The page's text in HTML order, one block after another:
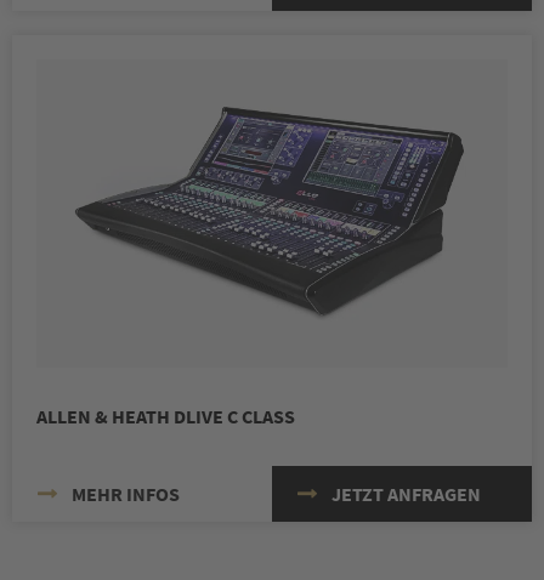
ALLEN & HEATH DLIVE C CLASS
MEHR INFOS JETZT ANFRAGEN